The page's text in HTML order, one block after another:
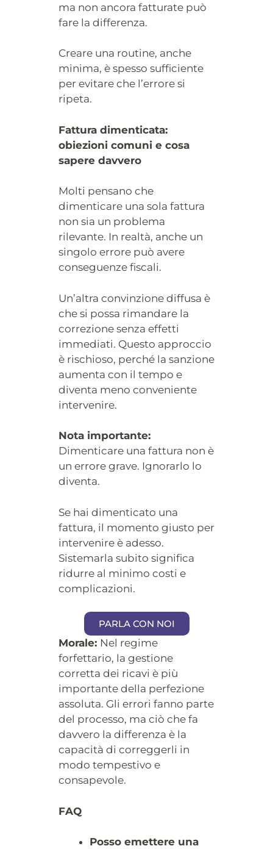
ma non ancora fatturate può
fare la differenza.
Creare una routine, anche
minima, è spesso sufficiente
per evitare che l’errore si
ripeta.
Fattura dimenticata:
obiezioni comuni e cosa
sapere davvero
Molti pensano che
dimenticare una sola fattura
non sia un problema
rilevante. In realtà, anche un
singolo errore può avere
conseguenze fiscali.
Un’altra convinzione diffusa è
che si possa rimandare la
correzione senza effetti
immediati. Questo approccio
è rischioso, perché la sanzione
aumenta con il tempo e
diventa meno conveniente
intervenire.
Nota importante:
Dimenticare una fattura non è
un errore grave. Ignorarlo lo
diventa.
Se hai dimenticato una
fattura, il momento giusto per
intervenire è adesso.
Sistemarla subito significa
ridurre al minimo costi e
complicazioni.
PARLA CON NOI
Morale: Nel regime
forfettario, la gestione
corretta dei ricavi è più
importante della perfezione
assoluta. Gli errori fanno parte
del processo, ma ciò che fa
davvero la differenza è la
capacità di correggerli in
modo tempestivo e
consapevole.
FAQ
Posso emettere una